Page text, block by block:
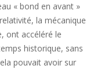
« bond en avant »
la mécanique
ont accéléré le
historique, sans
pouvait avoir sur